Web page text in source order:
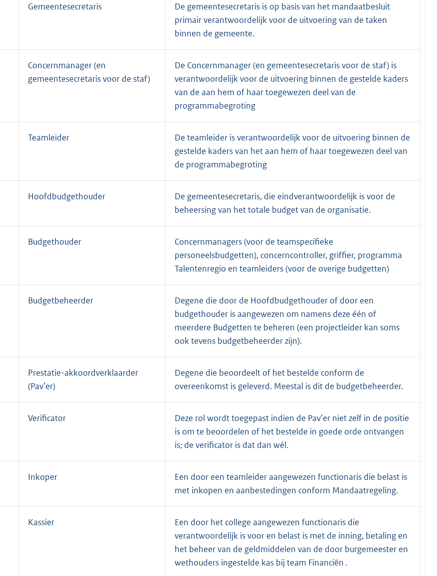
Gemeentesecretaris
De gemeentesecretaris is op basis van het mandaatbesluit
primair verantwoordelijk voor de uitvoering van de taken
binnen de gemeente.
Concernmanager (en
gemeentesecretaris voor de staf)
De Concernmanager (en gemeentesecretaris voor de staf) is
verantwoordelijk voor de uitvoering binnen de gestelde kaders
van de aan hem of haar toegewezen deel van de
programmabegroting
Teamleider
De teamleider is verantwoordelijk voor de uitvoering binnen de
gestelde kaders van het aan hem of haar toegewezen deel van
de programmabegroting
Hoofdbudgethouder
De gemeentesecretaris, die eindverantwoordelijk is voor de
beheersing van het totale budget van de organisatie.
Budgethouder
Concernmanagers (voor de teamspecifieke
personeelsbudgetten), concerncontroller, griffier, programma
Talentenregio en teamleiders (voor de overige budgetten)
Budgetbeheerder
Degene die door de Hoofdbudgethouder of door een
budgethouder is aangewezen om namens deze één of
meerdere Budgetten te beheren (een projectleider kan soms
ook tevens budgetbeheerder zijn).
Prestatie-akkoordverklaarder
(Pav’er)
Degene die beoordeelt of het bestelde conform de
overeenkomst is geleverd. Meestal is dit de budgetbeheerder.
Verificator
Deze rol wordt toegepast indien de Pav’er niet zelf in de positie
is om te beoordelen of het bestelde in goede orde ontvangen
is; de verificator is dat dan wél.
Inkoper
Een door een teamleider aangewezen functionaris die belast is
met inkopen en aanbestedingen conform Mandaatregeling.
Kassier
Een door het college aangewezen functionaris die
verantwoordelijk is voor en belast is met de inning, betaling en
het beheer van de geldmiddelen van de door burgemeester en
wethouders ingestelde kas bij team Financiën .